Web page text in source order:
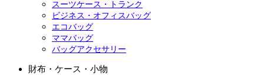
スーツケース・トランク
ビジネス・オフィスバッグ
エコバッグ
ママバッグ
バッグアクセサリー
財布・ケース・小物